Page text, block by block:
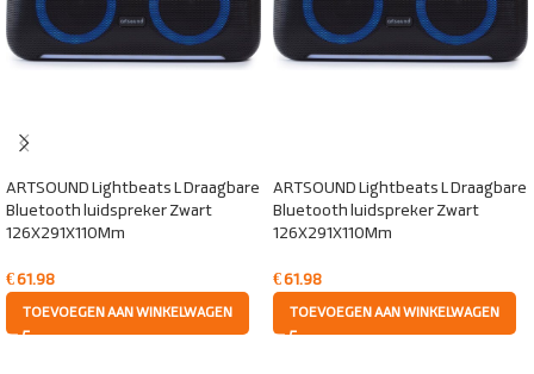
ARTSOUND Lightbeats L Draagbare
Bluetooth luidspreker Zwart
126X291X110Mm
€61.98
TOEVOEGEN AAN WINKELWAGEN
ARTSOUND Lightbeats L Draagbare
Bluetooth luidspreker Zwart
126X291X110Mm
€61.98
TOEVOEGEN AAN WINKELWAGEN